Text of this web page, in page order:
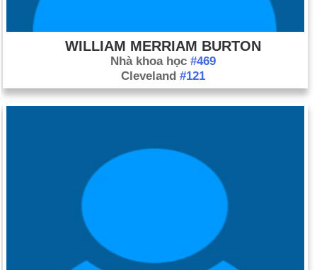
WILLIAM MERRIAM BURTON
Nhà khoa học #469
Cleveland #121